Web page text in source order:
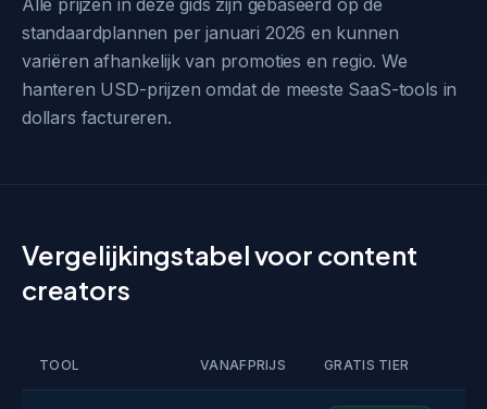
Alle prijzen in deze gids zijn gebaseerd op de
standaardplannen per januari 2026 en kunnen
variëren afhankelijk van promoties en regio. We
hanteren USD-prijzen omdat de meeste SaaS-tools in
dollars factureren.
Vergelijkingstabel voor content
creators
TOOL VANAFPRIJS GRATIS TIER